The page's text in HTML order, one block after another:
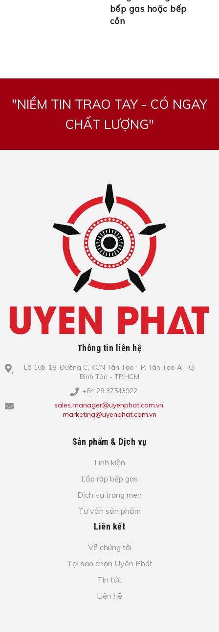
bếp gas hoặc bếp
cồn
"NIỀM TIN TRAO TAY - CÓ NGAY
CHẤT LƯỢNG"
Thông tin liên hệ
Lô​ 16b-18, Đ​ư​ờ​ng C, KCN Tâ​n Tạo​ - P. Tâ​n Tạo​ A - Q.
Bình​ Tâ​n - TP.HCM
+84 28 37543922
sales.manager@uyenphat.com.vn;
marketing@uyenphat.com.vn
Sản phẩm & Dịch vụ
Linh kiện
Lắp ráp bếp gas
Dịch vụ tráng men
Tư vấn sản phẩm
Liên kết
Về chúng tôi
Tại sao chọn Uyên Phát
Tin tức
Liên hệ